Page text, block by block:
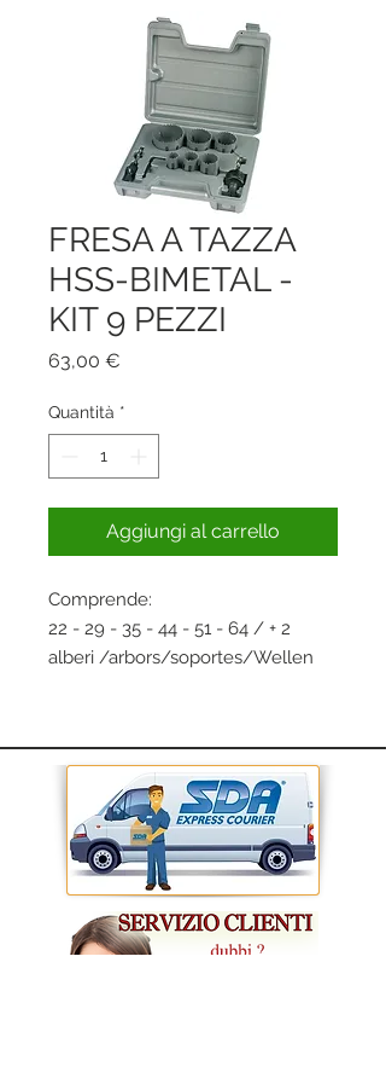
FRESA A TAZZA
HSS-BIMETAL -
KIT 9 PEZZI
63,00 €
Quantità *
Aggiungi al carrello
Comprende:
22 - 29 - 35 - 44 - 51 - 64 / + 2
alberi /arbors/soportes/Wellen